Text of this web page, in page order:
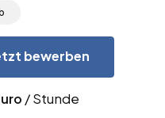
bewerben
/ Stunde